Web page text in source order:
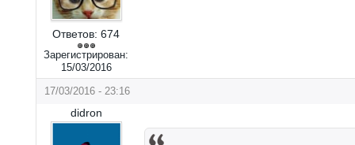
Ответов: 674
Зарегистрирован:
15/03/2016
17/03/2016 - 23:16
didron